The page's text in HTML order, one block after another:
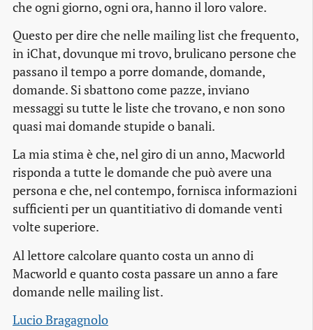
che ogni giorno, ogni ora, hanno il loro valore.
Questo per dire che nelle mailing list che frequento,
in iChat, dovunque mi trovo, brulicano persone che
passano il tempo a porre domande, domande,
domande. Si sbattono come pazze, inviano
messaggi su tutte le liste che trovano, e non sono
quasi mai domande stupide o banali.
La mia stima è che, nel giro di un anno, Macworld
risponda a tutte le domande che può avere una
persona e che, nel contempo, fornisca informazioni
sufficienti per un quantitiativo di domande venti
volte superiore.
Al lettore calcolare quanto costa un anno di
Macworld e quanto costa passare un anno a fare
domande nelle mailing list.
Lucio Bragagnolo